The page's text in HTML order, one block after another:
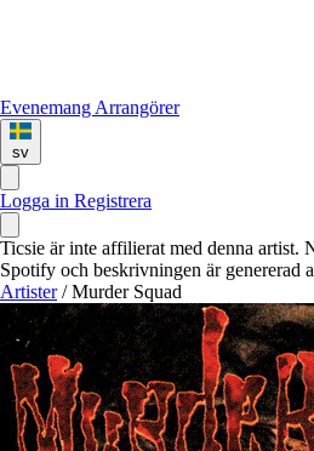
Evenemang Arrangörer
sv
Logga in Registrera
Ticsie är inte affilierat med denna artist.
Spotify och beskrivningen är genererad
Artister / Murder Squad